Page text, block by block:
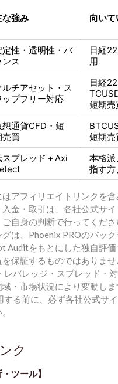
な強み 向い
定性・透明性・バ
ンス
日経
用
ルチアセット・ス
ップフリー対応
日経
短期売
想通貨CFD・短
売買
短期売
スプレッド＋Axi
本格派
指す方
アフィリエイトリンクを含
金・取引は、各社公式サ
自身の判断で行ってくださ
は、Phoenix PROのバック
Auditをもとにした独自評価
保証するものではありませ
バレッジ・スプレッド・
・市場状況により変動しま
る前に、必ず各社公式サ
ク
ツール】